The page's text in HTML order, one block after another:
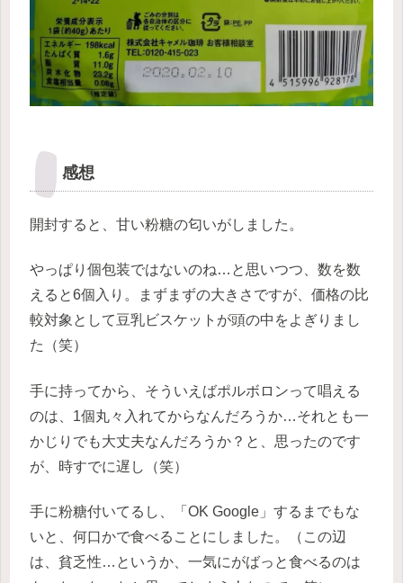
感想
開封すると、甘い粉糖の匂いがしました。
やっぱり個包装ではないのね…と思いつつ、数を数
えると6個入り。まずまずの大きさですが、価格の比
較対象として豆乳ビスケットが頭の中をよぎりまし
た（笑）
手に持ってから、そういえばポルボロンって唱える
のは、1個丸々入れてからなんだろうか…それとも一
かじりでも大丈夫なんだろうか？と、思ったのです
が、時すでに遅し（笑）
手に粉糖付いてるし、「OK Google」するまでもな
いと、何口かで食べることにしました。（この辺
は、貧乏性…というか、一気にがばっと食べるのは